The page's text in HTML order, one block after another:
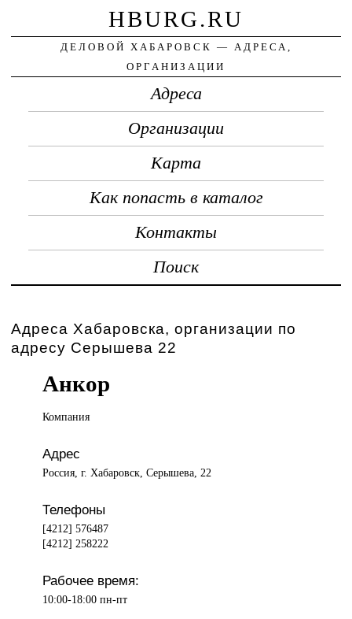
HBURG.RU
ДЕЛОВОЙ ХАБАРОВСК — АДРЕСА,
ОРГАНИЗАЦИИ
Адреса
Организации
Карта
Как попасть в каталог
Контакты
Поиск
Адреса Хабаровска, организации по
адресу Серышева 22
Анкор
Компания
Адрес
Россия, г. Хабаровск, Серышева, 22
Телефоны
[4212] 576487
[4212] 258222
Рабочее время:
10:00-18:00 пн-пт